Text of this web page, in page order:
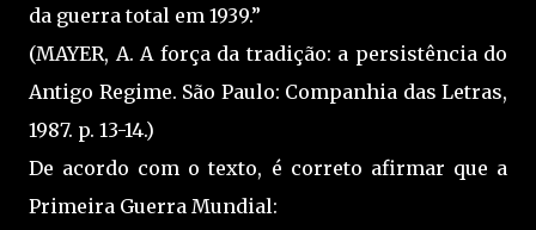
da guerra total em 1939.”
(MAYER, A. A força da tradição: a persistência do
Antigo Regime. São Paulo: Companhia das Letras,
1987. p. 13-14.)
De acordo com o texto, é correto afirmar que a
Primeira Guerra Mundial: